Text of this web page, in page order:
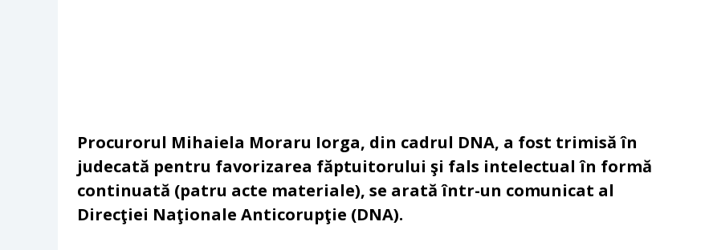
Procurorul Mihaiela Moraru Iorga, din cadrul DNA, a fost trimisă în
judecată pentru favorizarea făptuitorului şi fals intelectual în formă
continuată (patru acte materiale), se arată într-un comunicat al
Direcţiei Naţionale Anticorupţie (DNA).